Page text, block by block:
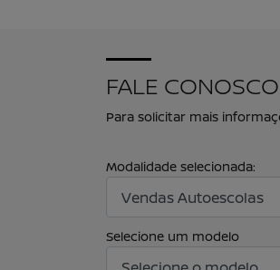
FALE CONOSCO
Para solicitar mais
Modalidade selecionada:
Selecione um modelo